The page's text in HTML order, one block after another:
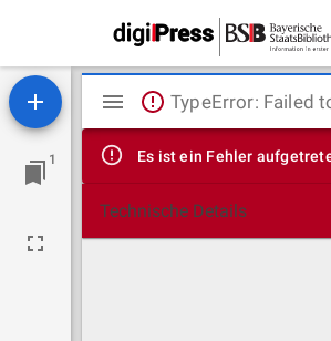
1
Mirador
Viewer
TypeError: Failed
Es ist ein Fehler
Technische Details